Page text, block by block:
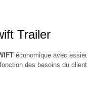
Trailer
économique avec
des besoins du